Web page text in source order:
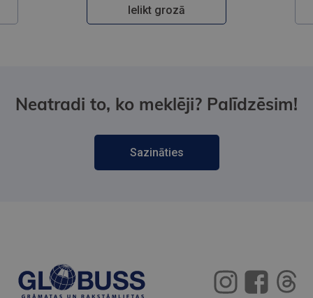
Ielikt grozā
Neatradi to, ko meklēji? Palīdzēsim!
Sazināties